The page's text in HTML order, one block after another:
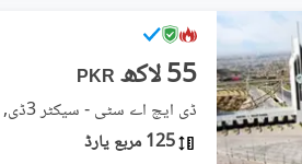
PKR 55 لاکھ
ڈی ایچ اے سٹی - سیکٹر 3ڈی, ڈی ایچ اے سٹی - سیکٹر 3
125 مربع یارڈ